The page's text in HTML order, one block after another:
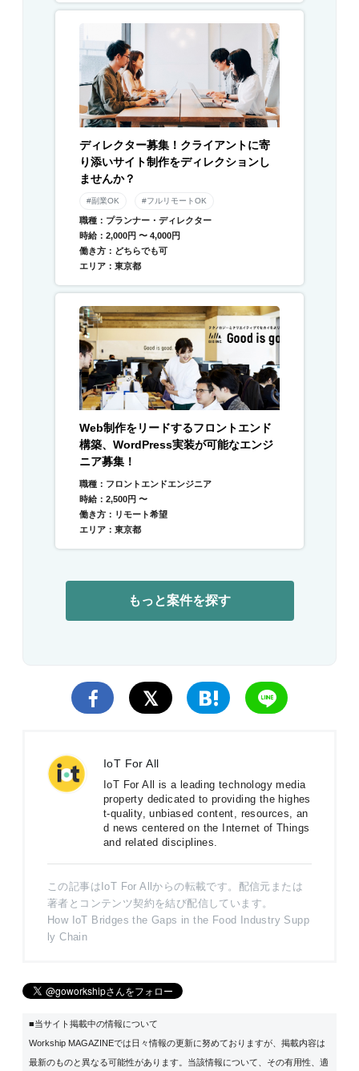
ディレクター募集！クライアントに寄
り添いサイト制作をディレクションし
ませんか？
#副業OK #フルリモートOK
職種：プランナー・ディレクター
時給：2,000円 〜 4,000円
働き方：どちらでも可
エリア：東京都
Web制作をリードするフロントエンド
構築、WordPress実装が可能なエンジ
ニア募集！
職種：フロントエンドエンジニア
時給：2,500円 〜
働き方：リモート希望
エリア：東京都
もっと案件を探す
IoT For All
IoT For All is a leading technology media
property dedicated to providing the highes
t-quality, unbiased content, resources, an
d news centered on the Internet of Things
and related disciplines.
この記事はIoT For Allからの転載です。配信元または
著者とコンテンツ契約を結び配信しています。
How IoT Bridges the Gaps in the Food Industry Supp
ly Chain
■当サイト掲載中の情報について
Workship MAGAZINEでは日々情報の更新に努めておりますが、掲載内容は
最新のものと異なる可能性があります。当該情報について、その有用性、適